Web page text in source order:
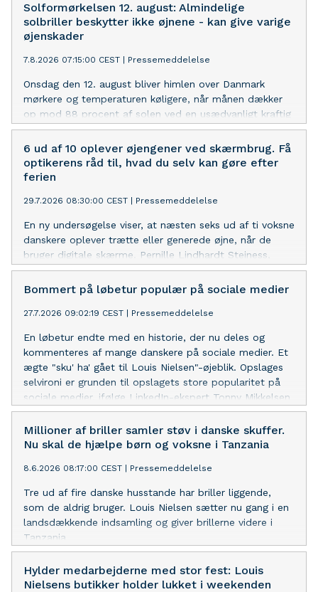
Solformørkelsen 12. august: Almindelige
solbriller beskytter ikke øjnene - kan give varige
øjenskader
7.8.2026 07:15:00 CEST Pressemeddelelse
Onsdag den 12. august bliver himlen over Danmark
mørkere og temperaturen køligere, når månen dækker
op mod 88 procent af solen ved en usædvanligt kraftig
delvis solformørkelse. Louis Nielsen rådgiver nu
danskerne om, at almindelige solbriller ikke yder
tilstrækkelig beskyttelse, hvis man kigger direkte på
fænomenet. Særligt børn er i risiko, hvis de ikke er
solformørkelsen
6 ud af 10 oplever øjengener ved skærmbrug. Få
optikerens råd til, hvad du selv kan gøre efter
ferien
29.7.2026 08:30:00 CEST Pressemeddelelse
En ny undersøgelse viser, at næsten seks ud af ti voksne
danskere oplever trætte eller generede øjne, når de
bruger digitale skærme. Pernille Lindhardt Steiness,
optisk fagekspert hos Louis Nielsen, rådgiver om,
hvordan nye vaner efter sommerferien kan forebygge
Bommert på løbetur populær på sociale medier
27.7.2026 09:02:19 CEST Pressemeddelelse
En løbetur endte med en historie, der nu deles og
kommenteres af mange danskere på sociale medier. Et
ægte "sku' ha' gået til Louis Nielsen"-øjeblik. Opslages
selvironi er grunden til opslagets store popularitet på
sociale medier, ifølge LinkedIn-ekspert Tonny Mikkelsen
Millioner af briller samler støv i danske skuffer.
Nu skal de hjælpe børn og voksne i Tanzania
8.6.2026 08:17:00 CEST Pressemeddelelse
Tre ud af fire danske husstande har briller liggende,
som de aldrig bruger. Louis Nielsen sætter nu gang i en
landsdækkende indsamling og giver brillerne videre i
Tanzania
Hylder medarbejderne med stor fest: Louis
Nielsens butikker holder lukket i weekenden